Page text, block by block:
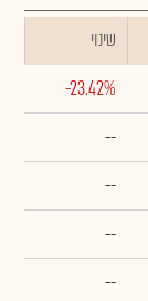
שינוי
-23.42%
--
--
--
--